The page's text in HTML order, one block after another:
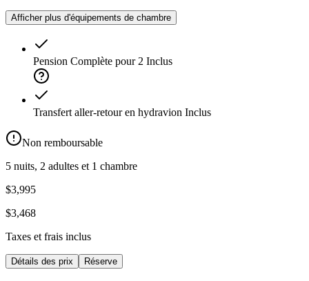
Afficher plus d'équipements de chambre
Pension Complète pour 2 Inclus
Transfert aller-retour en hydravion Inclus
Non remboursable
5 nuits, 2 adultes et 1 chambre
$3,995
$3,468
Taxes et frais inclus
Détails des prix Réserve